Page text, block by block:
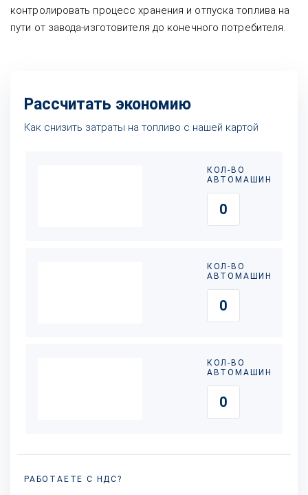
контролировать процесс хранения и отпуска топлива на
пути от завода-изготовителя до конечного потребителя.
Рассчитать экономию
Как снизить затраты на топливо с нашей картой
КОЛ-ВО
АВТОМАШИН
КОЛ-ВО
АВТОМАШИН
КОЛ-ВО
АВТОМАШИН
РАБОТАЕТЕ С НДС?